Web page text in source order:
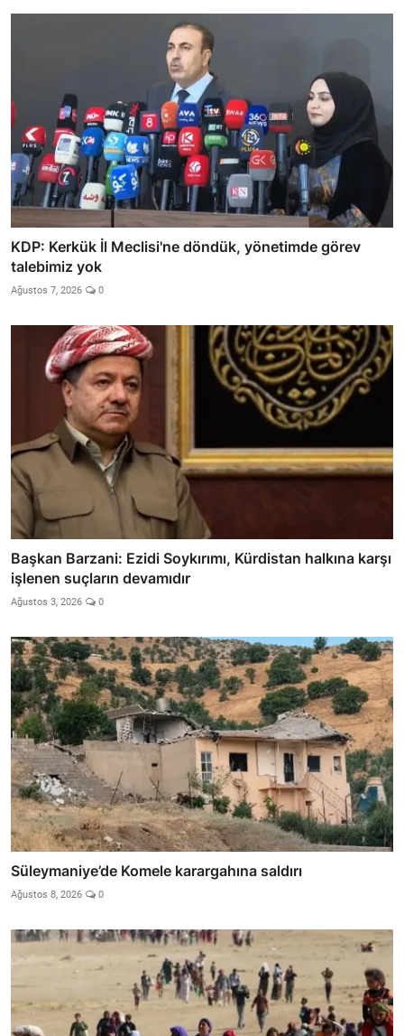
KDP: Kerkük İl Meclisi'ne döndük, yönetimde görev
talebimiz yok
Ağustos 7, 2026 0
Başkan Barzani: Ezidi Soykırımı, Kürdistan halkına karşı
işlenen suçların devamıdır
Ağustos 3, 2026 0
Süleymaniye’de Komele karargahına saldırı
Ağustos 8, 2026 0